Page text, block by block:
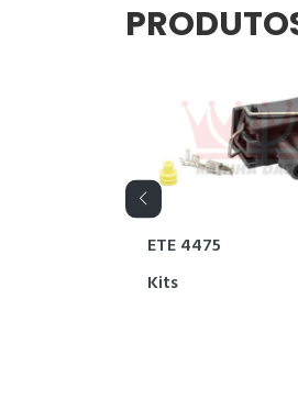
ETE 4475
Kits